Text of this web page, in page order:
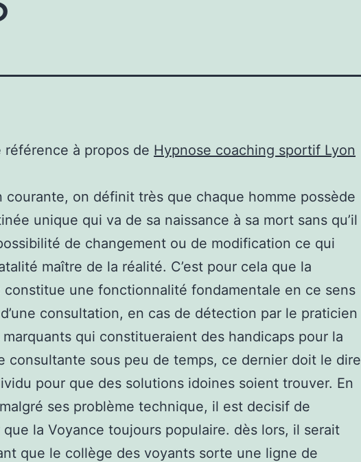
référence à propos de Hypnose coaching sportif Lyon
courante, on définit très que chaque homme possède
unique qui va de sa naissance à sa mort sans qu’il
de changement ou de modification ce qui
maître de la réalité. C’est pour cela que la
constitue une fonctionnalité fondamentale en ce sens
consultation, en cas de détection par le praticien
qui constitueraient des handicaps pour la
consultante sous peu de temps, ce dernier doit le dire
pour que des solutions idoines soient trouver. En
ses problème technique, il est decisif de
la Voyance toujours populaire. dès lors, il serait
que le collège des voyants sorte une ligne de